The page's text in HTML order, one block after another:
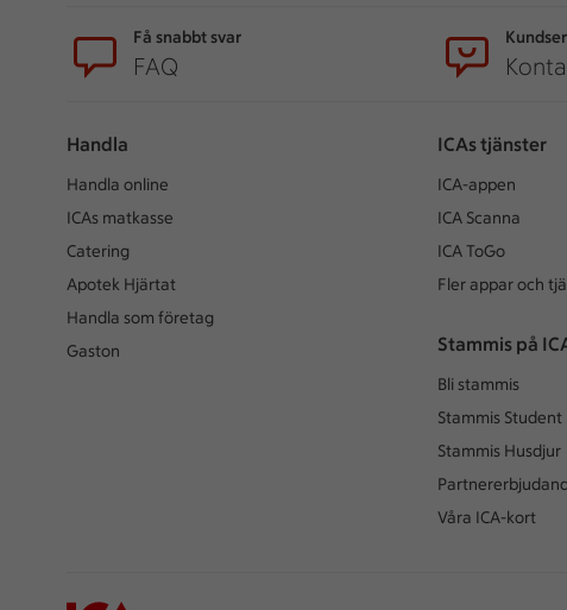
Få snabbt svar
FAQ
Handla
Handla online
ICAs matkasse
Catering
Apotek Hjärtat
Handla som företag
Gaston
ICAs tjänster
ICA-appen
ICA Scanna
ICA ToGo
Fler appar och
Stammis på
Bli stammis
Stammis Student
Stammis Husdjur
Våra ICA-kort